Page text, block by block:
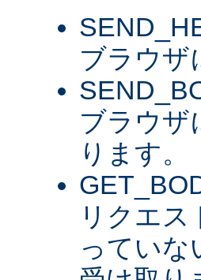
ブラウザ
ブラウザ
ります。
リクエ
っていな